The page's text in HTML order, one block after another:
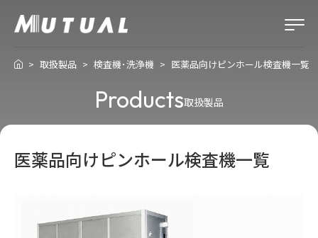
取扱製品 検査機･洗浄機 医薬品向けピンホール検査機一覧
Products取扱製品
医薬品向けピンホール検査機一覧